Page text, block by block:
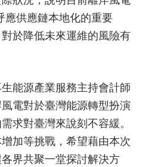
應供應鏈本地化的重要
於降低未來運維的風險有
能源產業服務主持會計師
電對於臺灣能源轉型扮演
求對臺灣來說刻不容緩。
加等挑戰，希望藉由本次
界共聚一堂探討解決方